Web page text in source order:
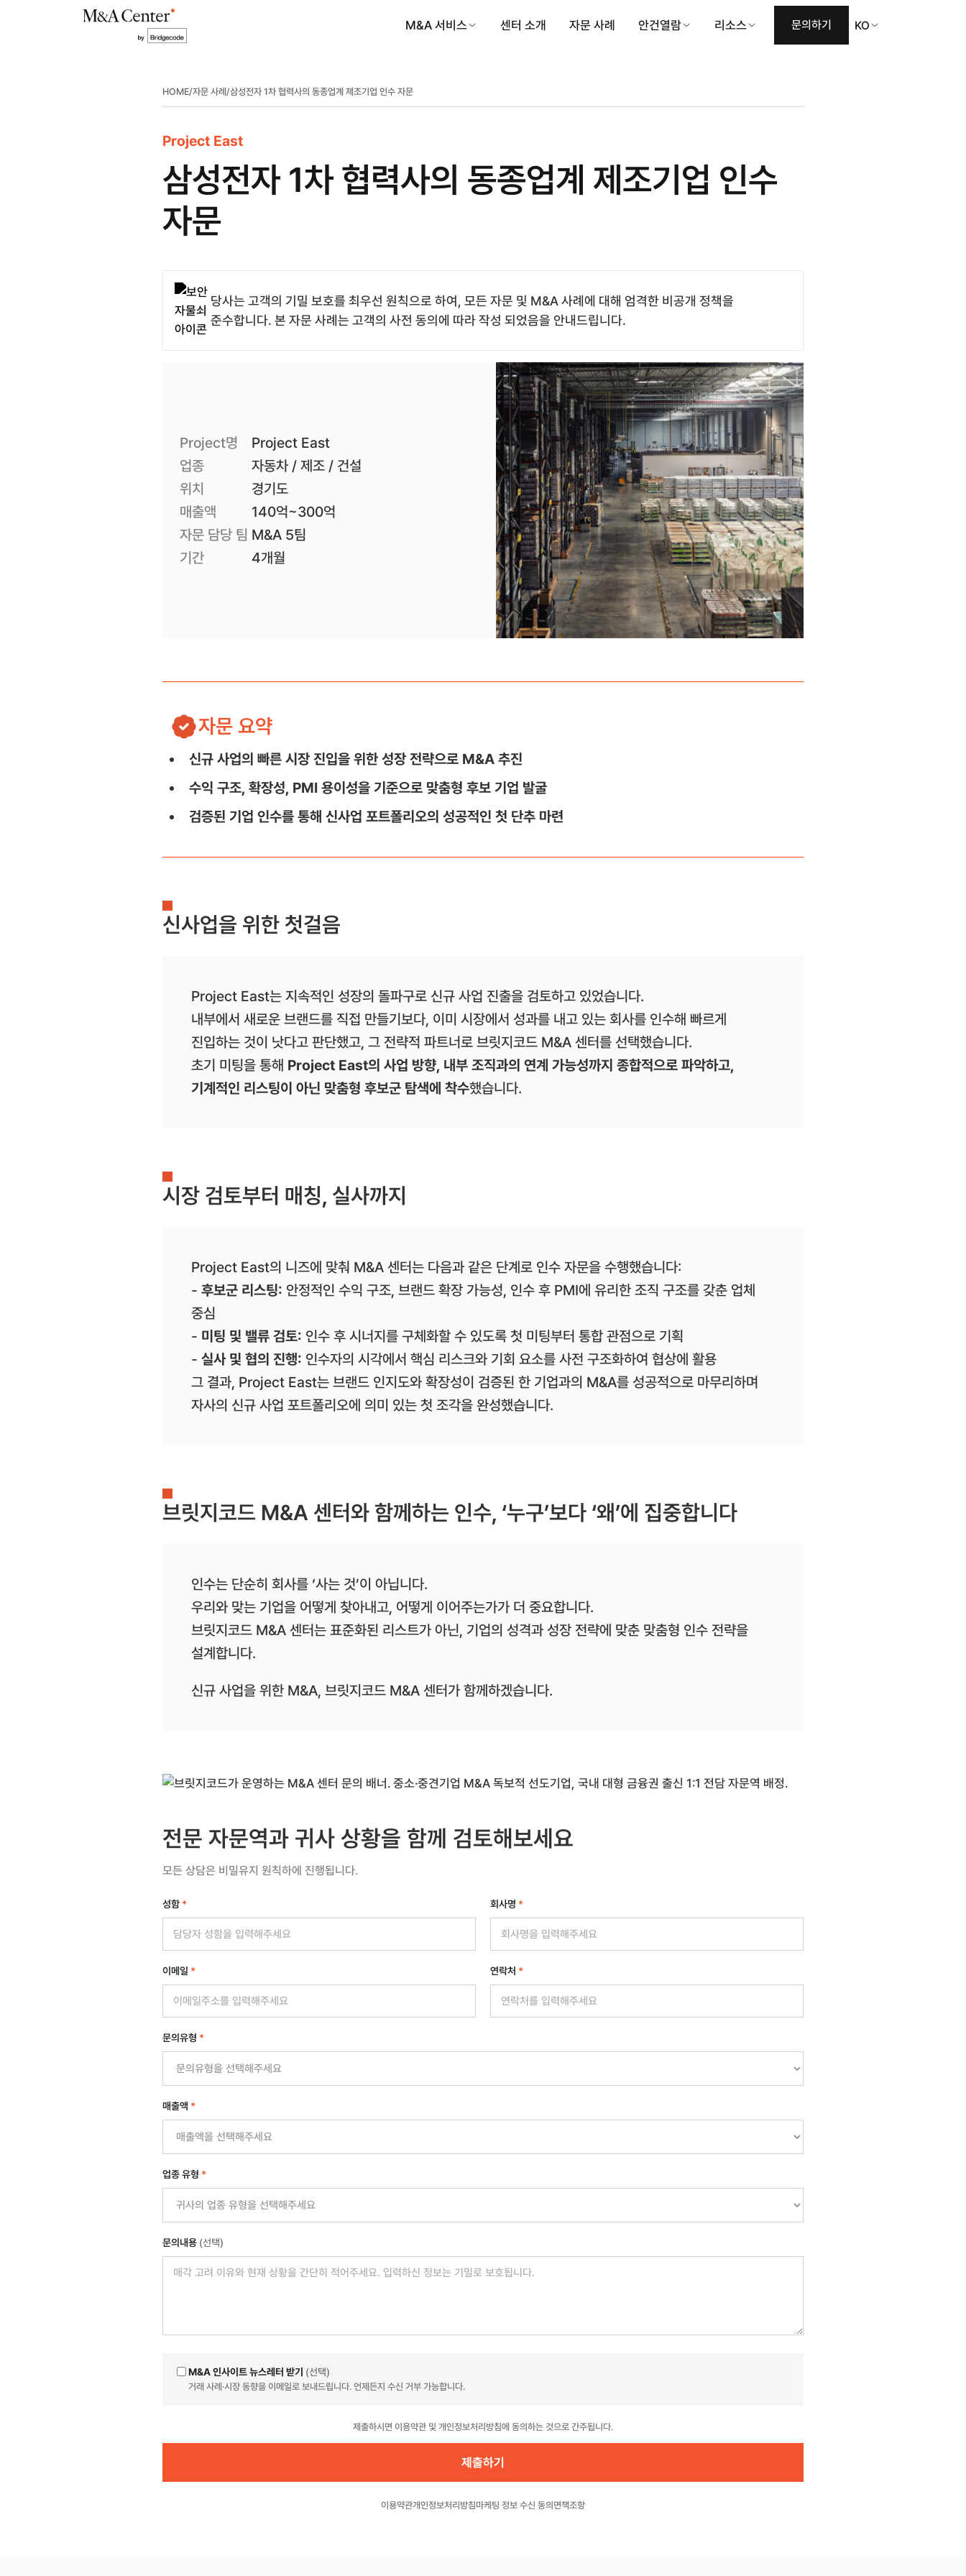
M&A 서비스 센터 소개 자문 사례 안건열람 리소스 문의하기 KO
HOME/자문 사례 /삼성전자 1차 협력사의 동종업계 제조기업 인수 자문
Project East
삼성전자 1차 협력사의 동종업계 제조기업 인수
자문
당사는 고객의 기밀 보호를 최우선 원칙으로 하여, 모든 자문 및 M&A 사례에 대해 엄격한 비공개 정책을
준수합니다. 본 자문 사례는 고객의 사전 동의에 따라 작성 되었음을 안내드립니다.
Project명
Project East
업종
자동차 / 제조 / 건설
위치
경기도
매출액
140억~300억
자문 담당 팀 M&A 5팀
기간
4개월
자문 요약
신규 사업의 빠른 시장 진입을 위한 성장 전략으로 M&A 추진
수익 구조, 확장성, PMI 용이성을 기준으로 맞춤형 후보 기업 발굴
검증된 기업 인수를 통해 신사업 포트폴리오의 성공적인 첫 단추 마련
신사업을 위한 첫걸음
Project East는 지속적인 성장의 돌파구로 신규 사업 진출을 검토하고 있었습니다.
내부에서 새로운 브랜드를 직접 만들기보다, 이미 시장에서 성과를 내고 있는 회사를 인수해 빠르게
진입하는 것이 낫다고 판단했고, 그 전략적 파트너로 브릿지코드 M&A 센터를 선택했습니다.
초기 미팅을 통해 Project East의 사업 방향, 내부 조직과의 연계 가능성까지 종합적으로 파악하고,
기계적인 리스팅이 아닌 맞춤형 후보군 탐색에 착수했습니다.
시장 검토부터 매칭, 실사까지
Project East의 니즈에 맞춰 M&A 센터는 다음과 같은 단계로 인수 자문을 수행했습니다:
- 후보군 리스팅: 안정적인 수익 구조, 브랜드 확장 가능성, 인수 후 PMI에 유리한 조직 구조를 갖춘 업체
중심
- 미팅 및 밸류 검토: 인수 후 시너지를 구체화할 수 있도록 첫 미팅부터 통합 관점으로 기획
- 실사 및 협의 진행: 인수자의 시각에서 핵심 리스크와 기회 요소를 사전 구조화하여 협상에 활용
그 결과, Project East는 브랜드 인지도와 확장성이 검증된 한 기업과의 M&A를 성공적으로 마무리하며
자사의 신규 사업 포트폴리오에 의미 있는 첫 조각을 완성했습니다.
브릿지코드 M&A 센터와 함께하는 인수, ‘누구’보다 ‘왜’에 집중합니다
인수는 단순히 회사를 ‘사는 것’이 아닙니다.
우리와 맞는 기업을 어떻게 찾아내고, 어떻게 이어주는가가 더 중요합니다.
브릿지코드 M&A 센터는 표준화된 리스트가 아닌, 기업의 성격과 성장 전략에 맞춘 맞춤형 인수 전략을
설계합니다.
신규 사업을 위한 M&A, 브릿지코드 M&A 센터가 함께하겠습니다.
전문 자문역과 귀사 상황을 함께 검토해보세요
모든 상담은 비밀유지 원칙하에 진행됩니다.
성함 * 회사명 *
이메일 * 연락처 *
문의유형 *
매출액 *
업종 유형 *
문의내용 (선택)
M&A 인사이트 뉴스레터 받기 (선택)
거래 사례·시장 동향을 이메일로 보내드립니다. 언제든지 수신 거부 가능합니다.
제출하시면 이용약관 및 개인정보처리방침에 동의하는 것으로 간주됩니다.
이용약관개인정보처리방침마케팅 정보 수신 동의 면책조항